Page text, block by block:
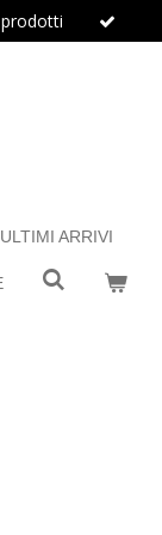
ULTIMI ARRIVI